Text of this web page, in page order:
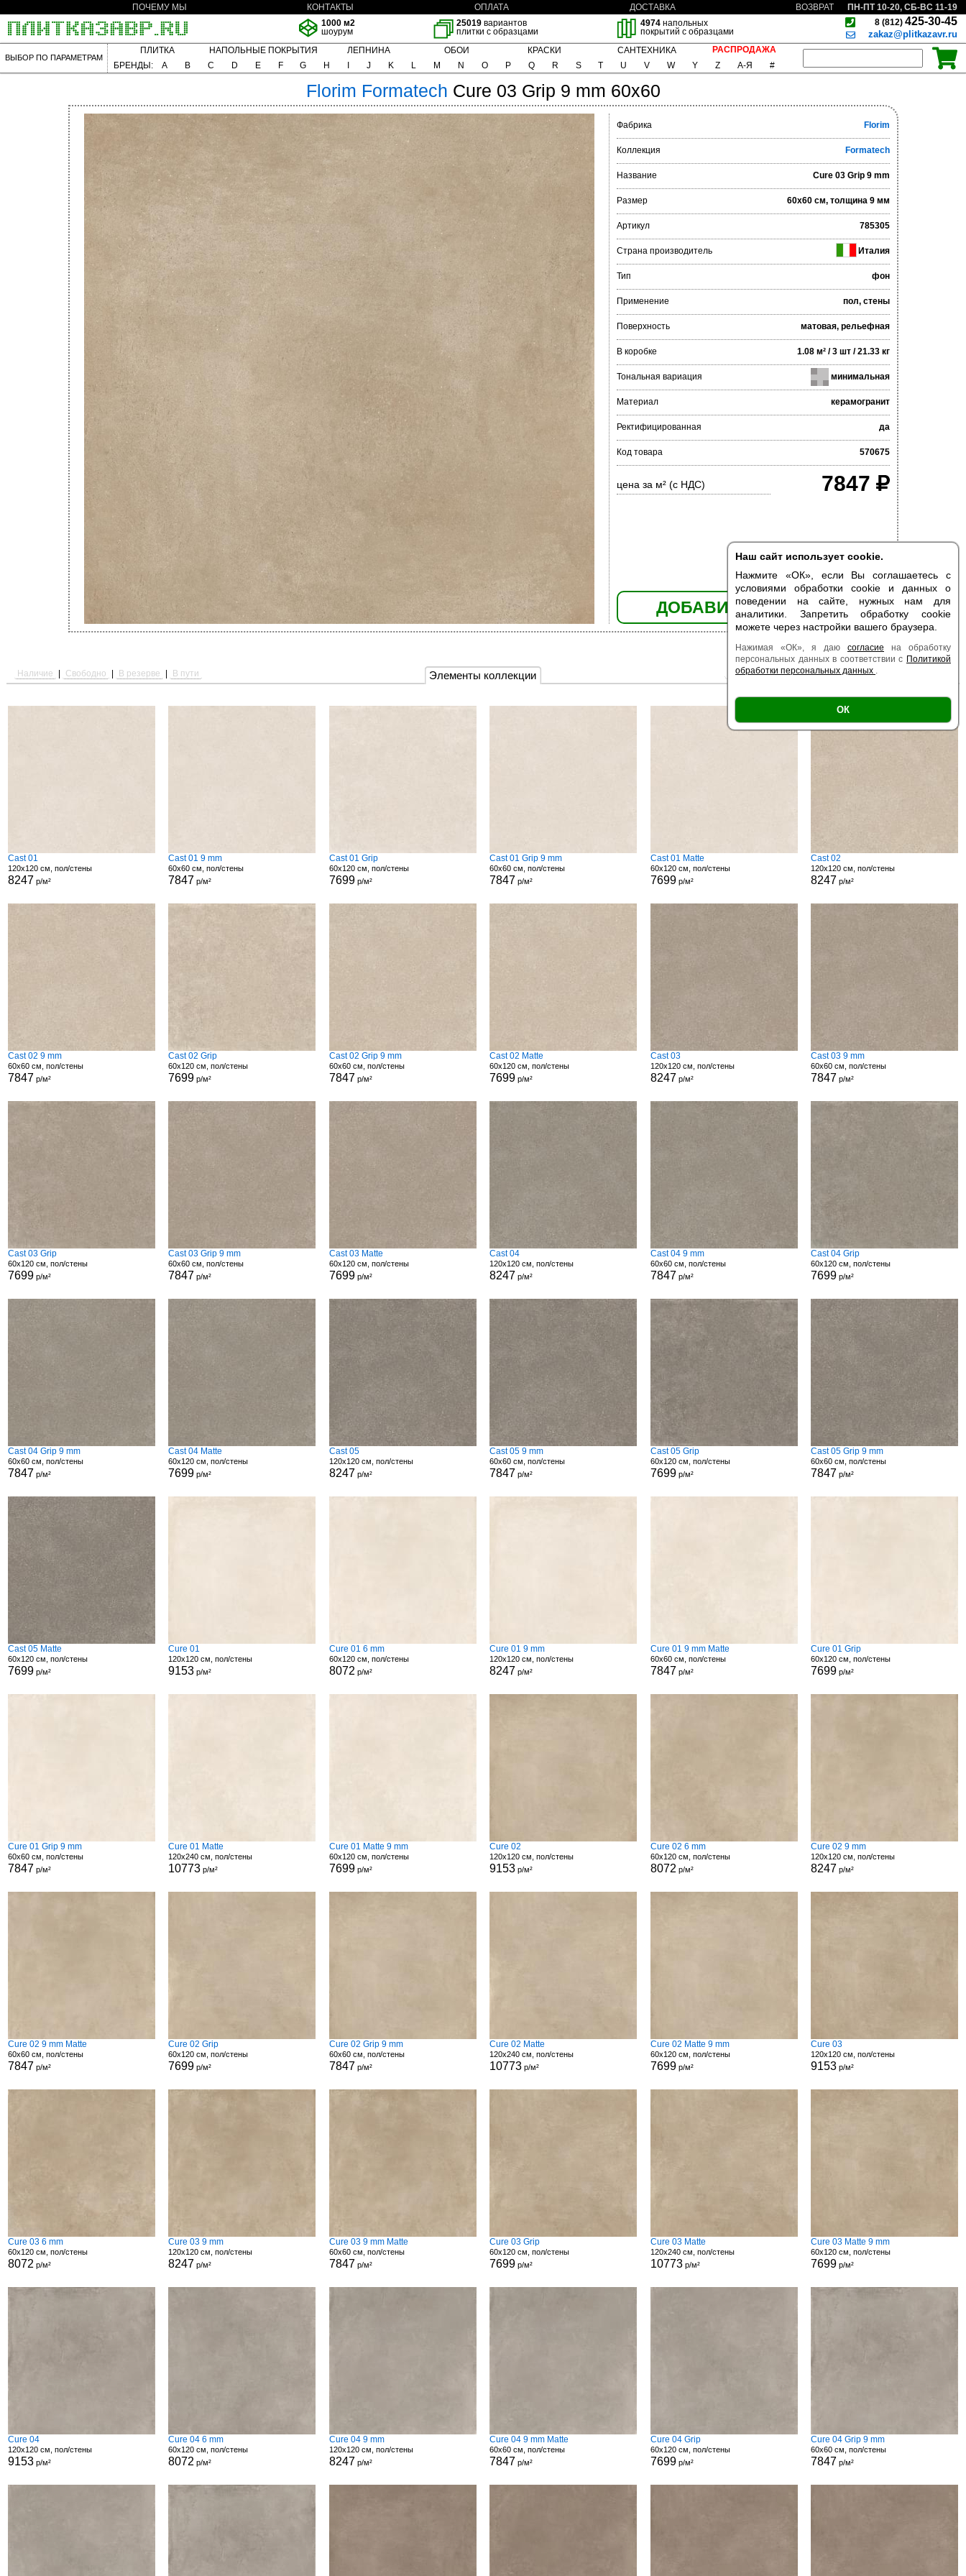
Наш сайт использует cookie.
Нажмите «ОК», если Вы соглашаетесь с
условиями обработки cookie и данных о
поведении на сайте, нужных нам для
аналитики. Запретить обработку cookie
можете через настройки вашего браузера.
Нажимая «ОК», я даю согласие на обработку
персональных данных в соответствии с Политикой
обработки персональных данных .
ОК
ПОЧЕМУ МЫ КОНТАКТЫ ОПЛАТА ДОСТАВКА ВОЗВРАТ
ПН-ПТ 10-20, СБ-ВС 11-19
1000 м2
шоурум
25019 вариантов
плитки с образцами
4974напольных
покрытий с образцами
8 (812) 425-30-45
zakaz@plitkazavr.ru
ВЫБОР ПО ПАРАМЕТРАМ
ПЛИТКА НАПОЛЬНЫЕ ПОКРЫТИЯ ЛЕПНИНА ОБОИ КРАСКИ САНТЕХНИКА
РАСПРОДАЖА
БРЕНДЫ:
A B C D E F G H J K L M N O P Q R S T U V W Y Z А-Я #
Florim Formatech Cure 03 Grip 9 mm 60x60
Фабрика Florim
Коллекция Formatech
Название Cure 03 Grip 9 mm
Размер 60x60 см, толщина 9 мм
Артикул 785305
Страна производитель Италия
Тип фон
Применение пол, стены
Поверхность матовая, рельефная
В коробке 1.08 м² / 3 шт / 21.33 кг
Тональная вариация минимальная
Материал керамогранит
Ректифицированная да
Код товара 570675
цена за м² (с НДС) 7847
ДОБАВИТЬ В КОРЗИНУ
Элементы коллекции
Наличие Свободно В резерве В пути Есть образец | Поверхность |
Cast 01
120x120 см, пол/стены
8247 р/м²
Cast 01 9 mm
60x60 см, пол/стены
7847 р/м²
Cast 01 Grip
60x120 см, пол/стены
7699р/м²
Cast 01 Grip 9 mm
60x60 см, пол/стены
7847 р/м²
Cast 01 Matte
60x120 см, пол/стены
7699р/м²
Cast 02
120x120 см, пол/стены
8247 р/м²
Cast 02 9 mm
60x60 см, пол/стены
7847 р/м²
Cast 02 Grip
60x120 см, пол/стены
7699 р/м²
Cast 02 Grip 9 mm
60x60 см, пол/стены
7847 р/м²
Cast 02 Matte
60x120 см, пол/стены
7699 р/м²
Cast 03
120x120 см, пол/стены
8247 р/м²
Cast 03 9 mm
60x60 см, пол/стены
7847 р/м²
Cast 03 Grip
60x120 см, пол/стены
7699р/м²
Cast 03 Grip 9 mm
60x60 см, пол/стены
7847 р/м²
Cast 03 Matte
60x120 см, пол/стены
7699р/м²
Cast 04
120x120 см, пол/стены
8247 р/м²
Cast 04 9 mm
60x60 см, пол/стены
7847 р/м²
Cast 04 Grip
60x120 см, пол/стены
7699 р/м²
Cast 04 Grip 9 mm
60x60 см, пол/стены
7847 р/м²
Cast 04 Matte
60x120 см, пол/стены
7699 р/м²
Cast 05
120x120 см, пол/стены
8247 р/м²
Cast 05 9 mm
60x60 см, пол/стены
7847 р/м²
Cast 05 Grip
60x120 см, пол/стены
7699р/м²
Cast 05 Grip 9 mm
60x60 см, пол/стены
7847 р/м²
Cast 05 Matte
60x120 см, пол/стены
7699р/м²
Cure 01
120x120 см, пол/стены
9153 р/м²
Cure 01 6 mm
60x120 см, пол/стены
8072 р/м²
Cure 01 9 mm
120x120 см, пол/стены
8247 р/м²
Cure 01 9 mm Matte
60x60 см, пол/стены
7847 р/м²
Cure 01 Grip
60x120 см, пол/стены
7699 р/м²
Cure 01 Grip 9 mm
60x60 см, пол/стены
7847 р/м²
Cure 01 Matte
120x240 см, пол/стены
10773 р/м²
Cure 01 Matte 9 mm
60x120 см, пол/стены
7699р/м²
Cure 02
120x120 см, пол/стены
9153 р/м²
Cure 02 6 mm
60x120 см, пол/стены
8072 р/м²
Cure 02 9 mm
120x120 см, пол/стены
8247 р/м²
Cure 02 9 mm Matte
60x60 см, пол/стены
7847 р/м²
Cure 02 Grip
60x120 см, пол/стены
7699 р/м²
Cure 02 Grip 9 mm
60x60 см, пол/стены
7847 р/м²
Cure 02 Matte
120x240 см, пол/стены
10773 р/м²
Cure 02 Matte 9 mm
60x120 см, пол/стены
7699р/м²
Cure 03
120x120 см, пол/стены
9153 р/м²
Cure 03 6 mm
60x120 см, пол/стены
8072 р/м²
Cure 03 9 mm
120x120 см, пол/стены
8247 р/м²
Cure 03 9 mm Matte
60x60 см, пол/стены
7847 р/м²
Cure 03 Grip
60x120 см, пол/стены
7699 р/м²
Cure 03 Matte
120x240 см, пол/стены
10773р/м²
Cure 03 Matte 9 mm
60x120 см, пол/стены
7699 р/м²
Cure 04
120x120 см, пол/стены
9153р/м²
Cure 04 6 mm
60x120 см, пол/стены
8072 р/м²
Cure 04 9 mm
120x120 см, пол/стены
8247 р/м²
Cure 04 9 mm Matte
60x60 см, пол/стены
7847 р/м²
Cure 04 Grip
60x120 см, пол/стены
7699р/м²
Cure 04 Grip 9 mm
60x60 см, пол/стены
7847 р/м²